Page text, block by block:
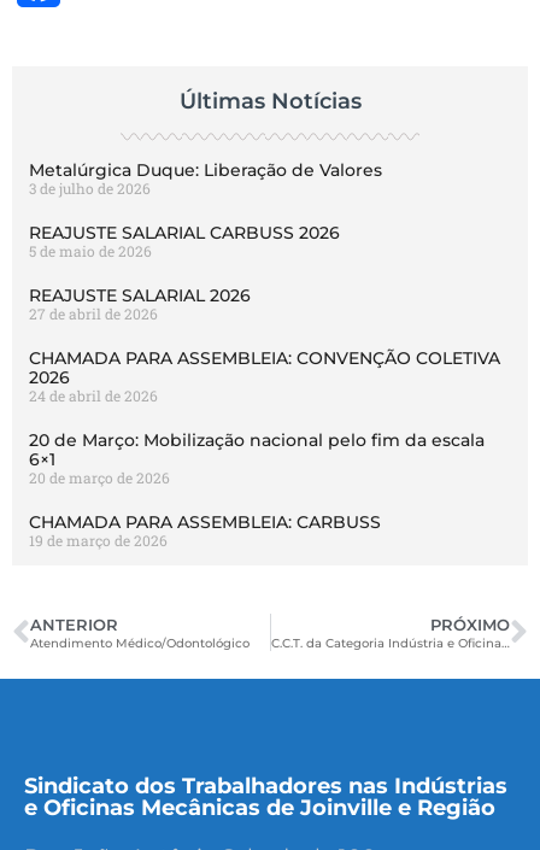
Últimas Notícias
Metalúrgica Duque: Liberação de Valores
3 de julho de 2026
REAJUSTE SALARIAL CARBUSS 2026
5 de maio de 2026
REAJUSTE SALARIAL 2026
27 de abril de 2026
CHAMADA PARA ASSEMBLEIA: CONVENÇÃO COLETIVA
2026
24 de abril de 2026
20 de Março: Mobilização nacional pelo fim da escala
6×1
20 de março de 2026
CHAMADA PARA ASSEMBLEIA: CARBUSS
19 de março de 2026
ANTERIOR
Atendimento Médico/Odontológico
PRÓXIMO
C.C.T. da Categoria Indústria e Oficinas de São Bento do Sul – 2013/2014
Sindicato dos Trabalhadores nas Indústrias
e Oficinas Mecânicas de Joinville e Região